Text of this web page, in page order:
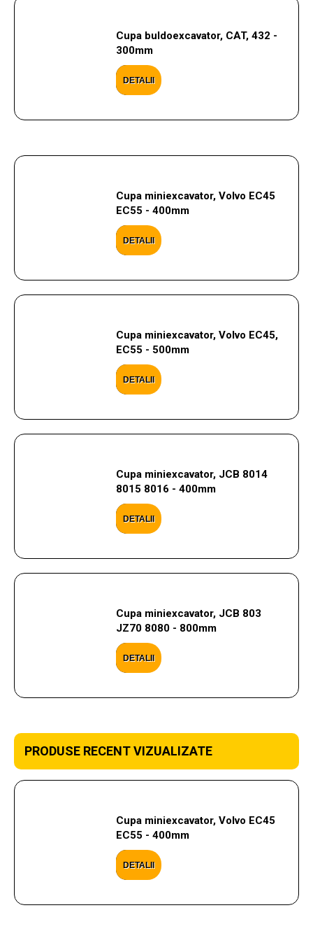
Cupa buldoexcavator, CAT, 432 -
300mm
DETALII
Cupa miniexcavator, Volvo EC45
EC55 - 400mm
DETALII
Cupa miniexcavator, Volvo EC45,
EC55 - 500mm
DETALII
Cupa miniexcavator, JCB 8014
8015 8016 - 400mm
DETALII
Cupa miniexcavator, JCB 803
JZ70 8080 - 800mm
DETALII
PRODUSE RECENT VIZUALIZATE
Cupa miniexcavator, Volvo EC45
EC55 - 400mm
DETALII